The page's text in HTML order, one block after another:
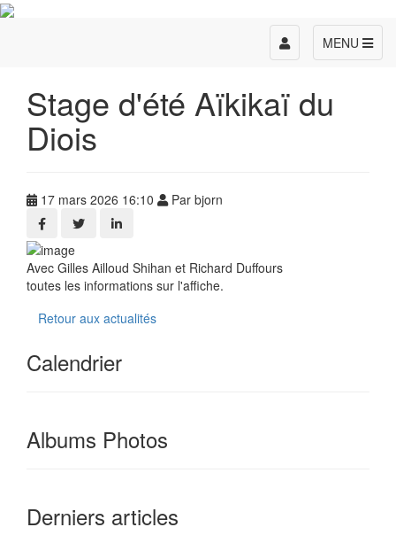
MENU
Toggle
navigation
Stage d'été Aïkikaï du
Diois
17 mars 2026 16:10 Par bjorn
Avec Gilles Ailloud Shihan et Richard Duffours
toutes les informations sur l'affiche.
Retour aux actualités
Calendrier
Albums Photos
Derniers articles